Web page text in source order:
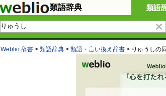
類語辞典 類語
Weblio 辞書 > 類語辞典 > 類語・言い換え辞書 > りゅうしの